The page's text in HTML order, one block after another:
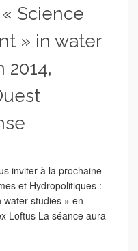
Science
» in water
2014,
inviter à la prochaine
et Hydropolitiques :
studies » en
Loftus La séance aura